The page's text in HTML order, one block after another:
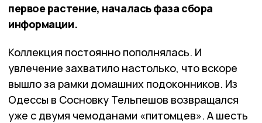
первое растение, началась фаза сбора
информации.
Коллекция постоянно пополнялась. И
увлечение захватило настолько, что вскоре
вышло за рамки домашних подоконников. Из
Одессы в Сосновку Тельпешов возвращался
уже с двумя чемоданами «питомцев». А шесть